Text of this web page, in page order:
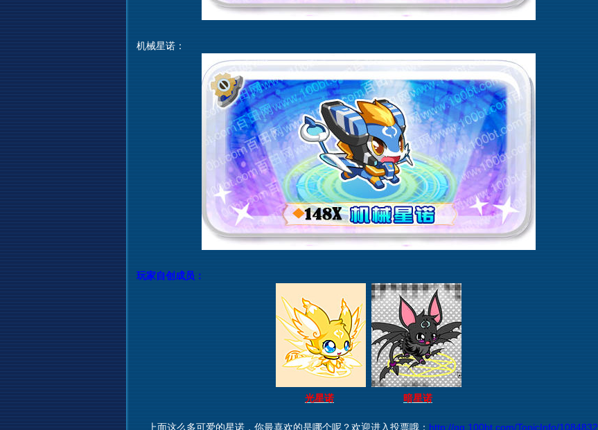
机械星诺：
玩家自创成员：
光星诺 暗星诺
上面这么多可爱的星诺，你最喜欢的是哪个呢？欢迎进入投票哦： http://qq.100bt.com/TopicInfo/1084832